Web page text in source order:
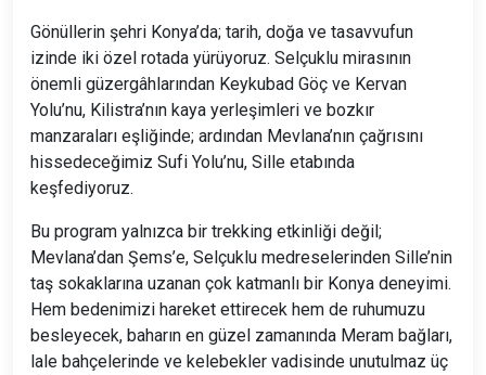
Gönüllerin şehri Konya’da; tarih, doğa ve tasavvufun
izinde iki özel rotada yürüyoruz. Selçuklu mirasının
önemli güzergâhlarından Keykubad Göç ve Kervan
Yolu’nu, Kilistra’nın kaya yerleşimleri ve bozkır
manzaraları eşliğinde; ardından Mevlana’nın çağrısını
hissedeceğimiz Sufi Yolu’nu, Sille etabında
keşfediyoruz.
Bu program yalnızca bir trekking etkinliği değil;
Mevlana’dan Şems’e, Selçuklu medreselerinden Sille’nin
taş sokaklarına uzanan çok katmanlı bir Konya deneyimi.
Hem bedenimizi hareket ettirecek hem de ruhumuzu
besleyecek, baharın en güzel zamanında Meram bağları,
lale bahçelerinde ve kelebekler vadisinde unutulmaz üç